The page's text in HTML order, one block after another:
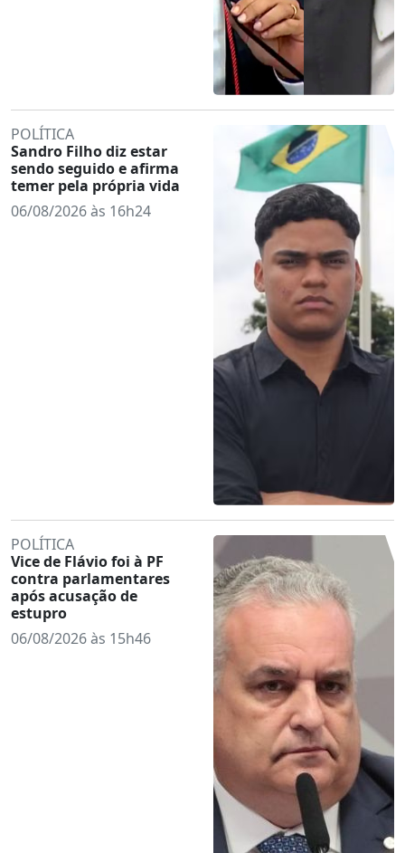
POLÍTICA
Sandro Filho diz estar
sendo seguido e afirma
temer pela própria vida
06/08/2026 às 16h24
POLÍTICA
Vice de Flávio foi à PF
contra parlamentares
após acusação de
estupro
06/08/2026 às 15h46